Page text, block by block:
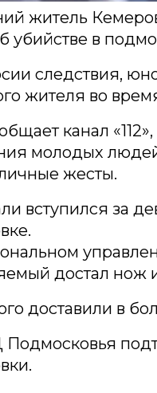
житель
убийстве в
следствия,
жителя во
канал
молодых
жесты.
вступился за
достал нож
доставили в